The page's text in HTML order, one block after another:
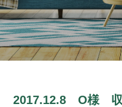
2017.12.8 O様 収